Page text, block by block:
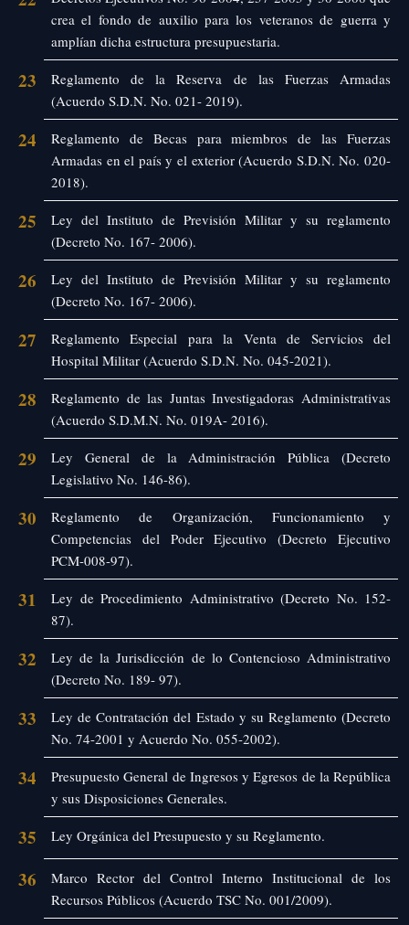
crea el fondo de auxilio para los veteranos de guerra y
amplían dicha estructura presupuestaria.
23
Reglamento de la Reserva de las Fuerzas Armadas
(Acuerdo S.D.N. No. 021- 2019).
24
Reglamento de Becas para miembros de las Fuerzas
Armadas en el país y el exterior (Acuerdo S.D.N. No. 020-
2018).
25
Ley del Instituto de Previsión Militar y su reglamento
(Decreto No. 167- 2006).
26
Ley del Instituto de Previsión Militar y su reglamento
(Decreto No. 167- 2006).
27
Reglamento Especial para la Venta de Servicios del
Hospital Militar (Acuerdo S.D.N. No. 045-2021).
28
Reglamento de las Juntas Investigadoras Administrativas
(Acuerdo S.D.M.N. No. 019A- 2016).
29
Ley General de la Administración Pública (Decreto
Legislativo No. 146-86).
30
Reglamento de Organización, Funcionamiento y
Competencias del Poder Ejecutivo (Decreto Ejecutivo
PCM-008-97).
31
Ley de Procedimiento Administrativo (Decreto No. 152-
87).
32
Ley de la Jurisdicción de lo Contencioso Administrativo
(Decreto No. 189- 97).
33
Ley de Contratación del Estado y su Reglamento (Decreto
No. 74-2001 y Acuerdo No. 055-2002).
34
Presupuesto General de Ingresos y Egresos de la República
y sus Disposiciones Generales.
35 Ley Orgánica del Presupuesto y su Reglamento.
36
Marco Rector del Control Interno Institucional de los
Recursos Públicos (Acuerdo TSC No. 001/2009).